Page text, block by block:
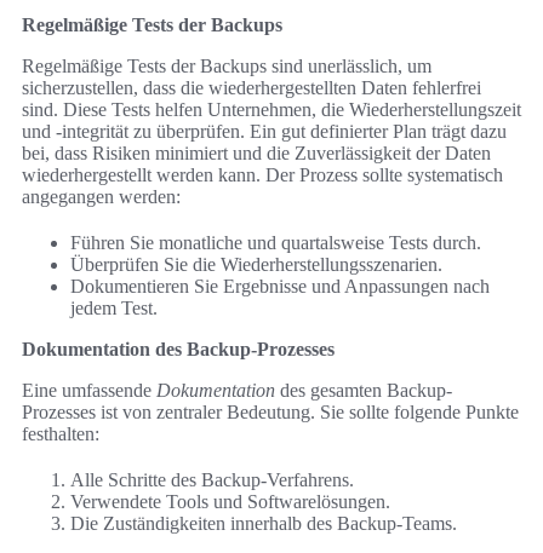
Regelmäßige Tests der Backups
Regelmäßige Tests der Backups sind unerlässlich, um
sicherzustellen, dass die wiederhergestellten Daten fehlerfrei
sind. Diese Tests helfen Unternehmen, die Wiederherstellungszeit
und -integrität zu überprüfen. Ein gut definierter Plan trägt dazu
bei, dass Risiken minimiert und die Zuverlässigkeit der Daten
wiederhergestellt werden kann. Der Prozess sollte systematisch
angegangen werden:
Führen Sie monatliche und quartalsweise Tests durch.
Überprüfen Sie die Wiederherstellungsszenarien.
Dokumentieren Sie Ergebnisse und Anpassungen nach
jedem Test.
Dokumentation des Backup-Prozesses
Eine umfassende Dokumentation des gesamten Backup-
Prozesses ist von zentraler Bedeutung. Sie sollte folgende Punkte
festhalten:
Alle Schritte des Backup-Verfahrens.
Verwendete Tools und Softwarelösungen.
Die Zuständigkeiten innerhalb des Backup-Teams.